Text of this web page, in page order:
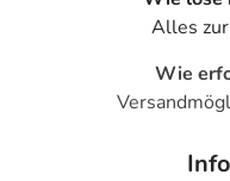
- Magen-Darm-
- Durchfälle
- Vermehrter
Alles
Wie